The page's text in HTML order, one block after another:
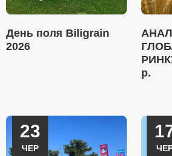
День поля Biligrain
2026
р.
23
ЧЕР